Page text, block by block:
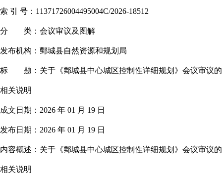
索 引 号： 11371726004495004C/2026-18512
分 类： 会议审议及图解
发布机构： 鄄城县自然资源和规划局
标 题： 关于《鄄城县中心城区控制性详细规划》会议审议的
相关说明
成文日期： 2026 年 01 月 19 日
发布日期： 2026 年 01 月 19 日
内容概述： 关于《鄄城县中心城区控制性详细规划》会议审议的
相关说明